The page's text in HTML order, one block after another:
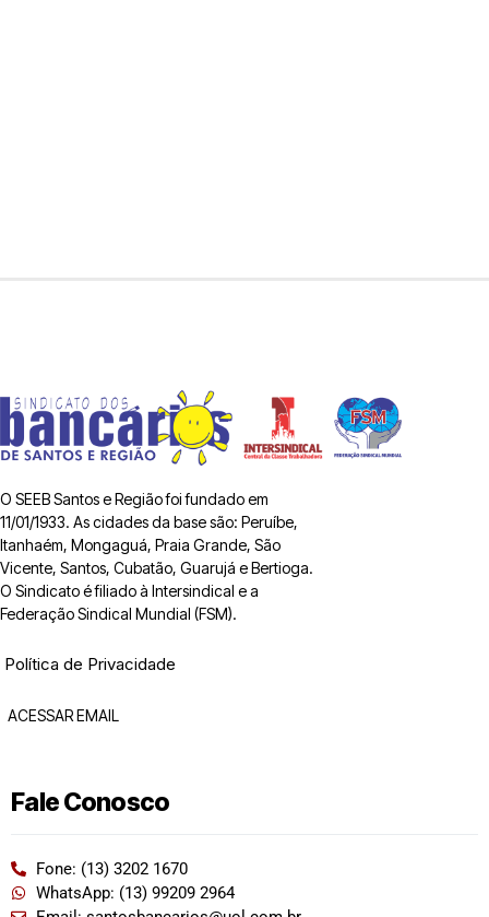
O SEEB Santos e Região foi fundado em
11/01/1933. As cidades da base são: Peruíbe,
Itanhaém, Mongaguá, Praia Grande, São
Vicente, Santos, Cubatão, Guarujá e Bertioga.
O Sindicato é filiado à Intersindical e a
Federação Sindical Mundial (FSM).
Política de Privacidade
ACESSAR EMAIL
Fale Conosco
Fone: (13) 3202 1670
WhatsApp: (13) 99209 2964